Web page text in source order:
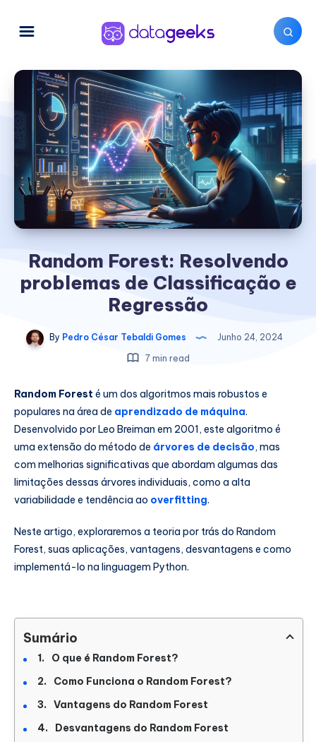
Random Forest: Resolvendo
problemas de Classificação e
Regressão
By Pedro César Tebaldi Gomes
Junho 24, 2024
7 min read
Random Forest é um dos algoritmos mais robustos e
populares na área de aprendizado de máquina.
Desenvolvido por Leo Breiman em 2001, este algoritmo é
uma extensão do método de árvores de decisão, mas
com melhorias significativas que abordam algumas das
limitações dessas árvores individuais, como a alta
variabilidade e tendência ao overfitting.
Neste artigo, exploraremos a teoria por trás do Random
Forest, suas aplicações, vantagens, desvantagens e como
implementá-lo na linguagem Python.
Sumário
O que é Random Forest?
Como Funciona o Random Forest?
Vantagens do Random Forest
Desvantagens do Random Forest